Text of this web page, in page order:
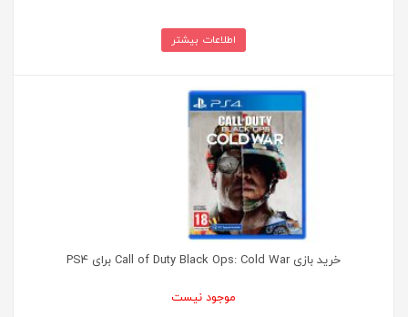
اطلاعات بیشتر
خرید بازی Call of Duty Black Ops: Cold War برای PS4
موجود نیست